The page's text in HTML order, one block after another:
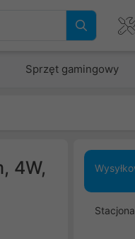
Sprzęt gamingowy
4W,